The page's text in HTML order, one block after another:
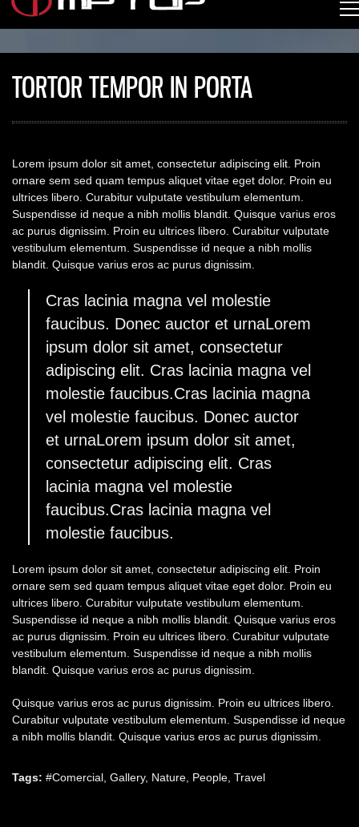
TORTOR TEMPOR IN PORTA
Lorem ipsum dolor sit amet, consectetur adipiscing elit. Proin
ornare sem sed quam tempus aliquet vitae eget dolor. Proin eu
ultrices libero. Curabitur vulputate vestibulum elementum.
Suspendisse id neque a nibh mollis blandit. Quisque varius eros
ac purus dignissim. Proin eu ultrices libero. Curabitur vulputate
vestibulum elementum. Suspendisse id neque a nibh mollis
blandit. Quisque varius eros ac purus dignissim.
Cras lacinia magna vel molestie
faucibus. Donec auctor et urnaLorem
ipsum dolor sit amet, consectetur
adipiscing elit. Cras lacinia magna vel
molestie faucibus.Cras lacinia magna
vel molestie faucibus. Donec auctor
et urnaLorem ipsum dolor sit amet,
consectetur adipiscing elit. Cras
lacinia magna vel molestie
faucibus.Cras lacinia magna vel
molestie faucibus.
Lorem ipsum dolor sit amet, consectetur adipiscing elit. Proin
ornare sem sed quam tempus aliquet vitae eget dolor. Proin eu
ultrices libero. Curabitur vulputate vestibulum elementum.
Suspendisse id neque a nibh mollis blandit. Quisque varius eros
ac purus dignissim. Proin eu ultrices libero. Curabitur vulputate
vestibulum elementum. Suspendisse id neque a nibh mollis
blandit. Quisque varius eros ac purus dignissim.
Quisque varius eros ac purus dignissim. Proin eu ultrices libero.
Curabitur vulputate vestibulum elementum. Suspendisse id neque
a nibh mollis blandit. Quisque varius eros ac purus dignissim.
Tags: #Comercial Gallery, Nature People Travel